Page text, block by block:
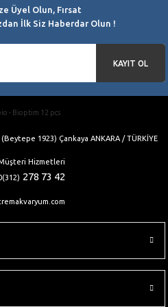
olmalı.
Gönder
Üyel Olun, Fırsat
İlk Siz Haberdar Olun !
KAYIT OL
1923) Çankaya ANKARA / TÜRKİYE
Hizmetleri
278 73 42